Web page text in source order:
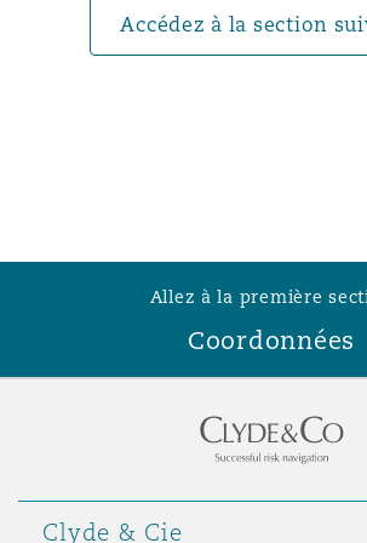
Accédez à la section
Allez à la première
Coordonnées
Clyde & Cie